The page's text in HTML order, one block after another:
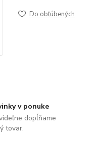
Do obľúbených
v ponuke
dopĺňame
tovar.